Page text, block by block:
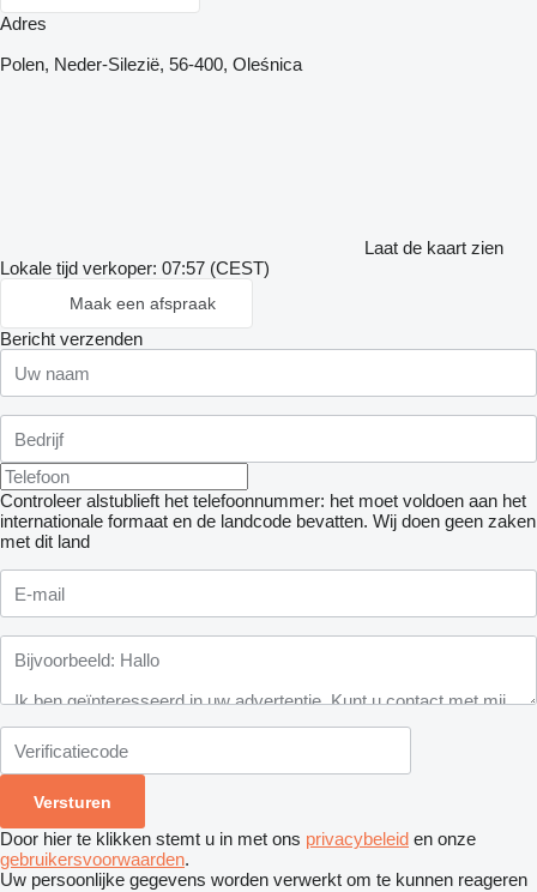
Adres
Polen, Neder-Silezië, 56-400, Oleśnica
Laat de kaart zien
Lokale tijd verkoper: 07:57 (CEST)
Maak een afspraak
Bericht verzenden
Controleer alstublieft het telefoonnummer: het moet voldoen aan het
internationale formaat en de landcode bevatten. Wij doen geen zaken
met dit land
Door hier te klikken stemt u in met ons privacybeleid en onze
gebruikersvoorwaarden.
Uw persoonlijke gegevens worden verwerkt om te kunnen reageren